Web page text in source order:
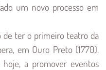
um novo processo em
de ter o primeiro teatro da
em Ouro Preto (1770).
a promover eventos